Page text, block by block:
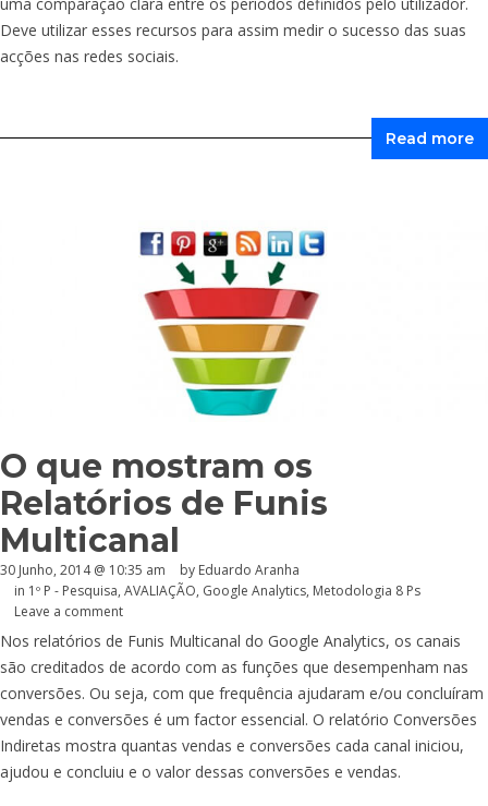
uma comparação clara entre os períodos definidos pelo utilizador.
Deve utilizar esses recursos para assim medir o sucesso das suas
acções nas redes sociais.
Read more
O que mostram os
Relatórios de Funis
Multicanal
30 Junho, 2014 @ 10:35 am by Eduardo Aranha
in 1º P - Pesquisa, AVALIAÇÃO, Google Analytics, Metodologia 8 Ps
Leave a comment
Nos relatórios de Funis Multicanal do Google Analytics, os canais
são creditados de acordo com as funções que desempenham nas
conversões. Ou seja, com que frequência ajudaram e/ou concluíram
vendas e conversões é um factor essencial. O relatório Conversões
Indiretas mostra quantas vendas e conversões cada canal iniciou,
ajudou e concluiu e o valor dessas conversões e vendas.